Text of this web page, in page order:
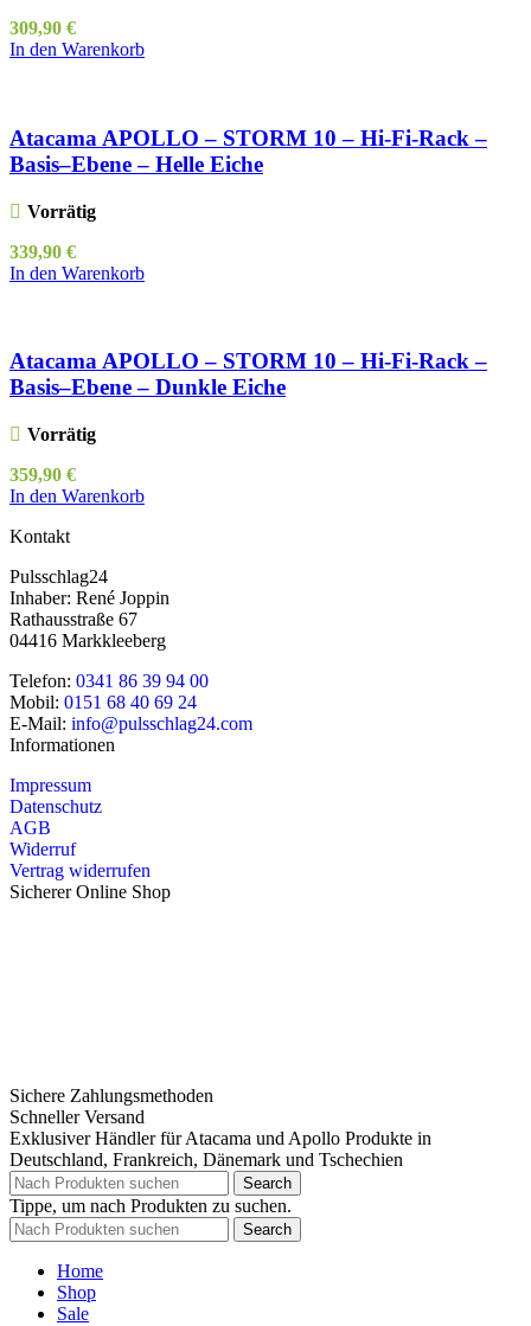
309,90 €
In den Warenkorb
Atacama APOLLO – STORM 10 – Hi-Fi-Rack –
Basis–Ebene – Helle Eiche
Vorrätig
339,90 €
In den Warenkorb
Atacama APOLLO – STORM 10 – Hi-Fi-Rack –
Basis–Ebene – Dunkle Eiche
Vorrätig
359,90 €
In den Warenkorb
Kontakt
Pulsschlag24
Inhaber: René Joppin
Rathausstraße 67
04416 Markkleeberg
Telefon: 0341 86 39 94 00
Mobil: 0151 68 40 69 24
E-Mail: info@pulsschlag24.com
Informationen
Impressum
Datenschutz
AGB
Widerruf
Vertrag widerrufen
Sicherer Online Shop
Sichere Zahlungsmethoden
Schneller Versand
Exklusiver Händler für Atacama und Apollo Produkte in
Deutschland, Frankreich, Dänemark und Tschechien
Search
Tippe, um nach Produkten zu suchen.
Search
Home
Shop
Sale